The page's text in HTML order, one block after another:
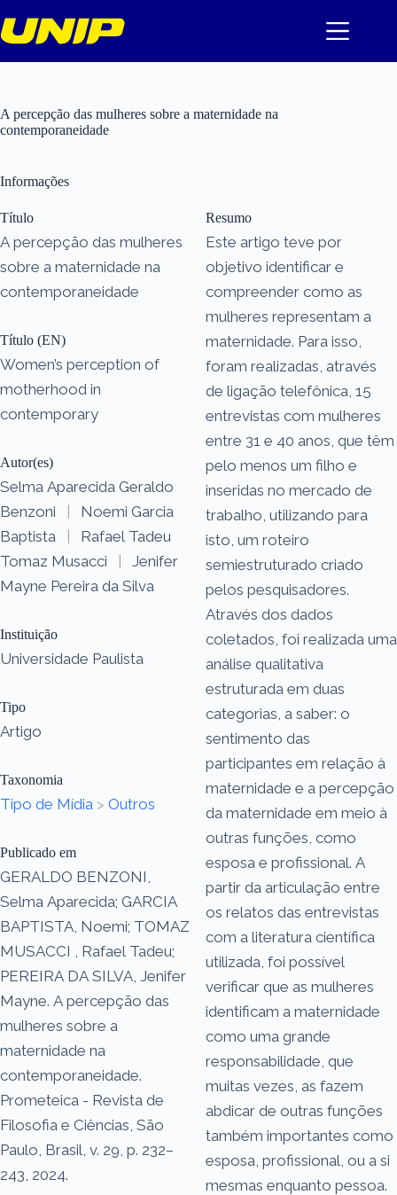
para
o
A percepção das mulheres sobre a maternidade na
contemporaneidade
Informações
Título
A percepção das mulheres
sobre a maternidade na
contemporaneidade
Título (EN)
Women’s perception of
motherhood in
contemporary
Autor(es)
Selma Aparecida Geraldo
Benzoni
|
Noemi Garcia
Baptista
|
Rafael Tadeu
Tomaz Musacci
|
Jenifer
Mayne Pereira da Silva
Instituição
Universidade Paulista
Tipo
Artigo
Taxonomia
Tipo de Mídia > Outros
Publicado em
GERALDO BENZONI,
Selma Aparecida; GARCIA
BAPTISTA, Noemi; TOMAZ
MUSACCI , Rafael Tadeu;
PEREIRA DA SILVA, Jenifer
Mayne. A percepção das
mulheres sobre a
maternidade na
contemporaneidade.
Prometeica - Revista de
Filosofia e Ciências, São
Paulo, Brasil, v. 29, p. 232–
243, 2024.
Resumo
Este artigo teve por
objetivo identificar e
compreender como as
mulheres representam a
maternidade. Para isso,
foram realizadas, através
de ligação telefônica, 15
entrevistas com mulheres
entre 31 e 40 anos, que têm
pelo menos um filho e
inseridas no mercado de
trabalho, utilizando para
isto, um roteiro
semiestruturado criado
pelos pesquisadores.
Através dos dados
coletados, foi realizada uma
análise qualitativa
estruturada em duas
categorias, a saber: o
sentimento das
participantes em relação à
maternidade e a percepção
da maternidade em meio à
outras funções, como
esposa e profissional. A
partir da articulação entre
os relatos das entrevistas
com a literatura científica
utilizada, foi possível
verificar que as mulheres
identificam a maternidade
como uma grande
responsabilidade, que
muitas vezes, as fazem
abdicar de outras funções
também importantes como
esposa, profissional, ou a si
mesmas enquanto pessoa.